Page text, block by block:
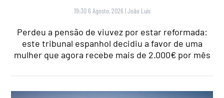
19:30 6 Agosto, 2026 |João Luís
Perdeu a pensão de viuvez por estar reformada:
este tribunal espanhol decidiu a favor de uma
mulher que agora recebe mais de 2.000€ por mês